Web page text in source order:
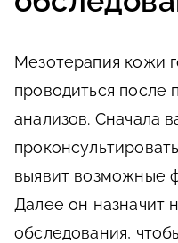
Мезотерапия кожи
проводиться после
анализов. Сначала
выявит возможные
Далее он назначит
обследования,